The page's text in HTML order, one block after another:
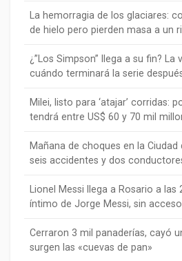
La hemorragia de los glaciares:
de hielo pero pierden masa a un
¿”Los Simpson” llega a su fin?
cuándo terminará la serie
Milei, listo para ‘atajar’ corridas:
tendrá entre US$ 60 y 70 mil
Mañana de choques en la
seis accidentes y dos
Lionel Messi llega a Rosario a las
íntimo de Jorge Messi, sin
Cerraron 3 mil panaderías, cayó
surgen las «cuevas de pan»